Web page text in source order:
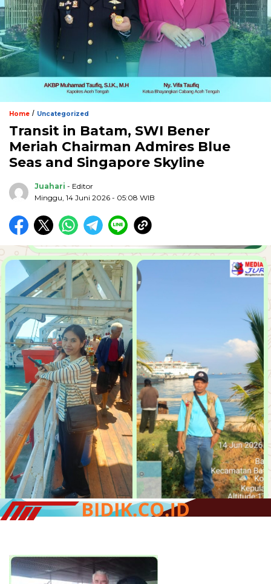
Home / Uncategorized
Transit in Batam, SWI Bener
Meriah Chairman Admires Blue
Seas and Singapore Skyline
Juahari - Editor
Minggu, 14 Juni 2026 - 05:08 WIB